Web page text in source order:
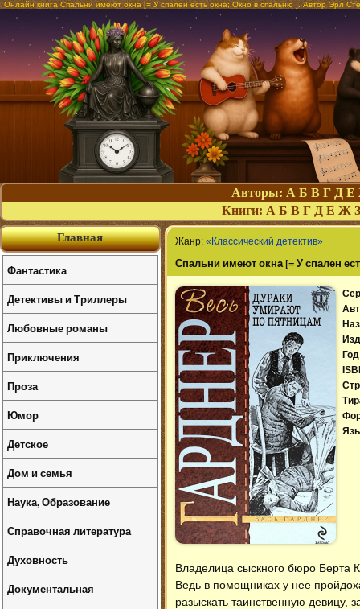
Онлайн книга Спальни имеют окна [= У спален есть окна; Окно в спальню ]. Автор Эрл
Авторы: А Б В Г Д Е
Книги: А Б В Г Д Е Ж З
Жанр: «Классический детектив»
Спальни имеют окна [= У спален
Владелица сыскного бюро Берта
Ведь в помощниках у нее
разыскать таинственную девицу,
Главная
Фантастика
Детективы и Триллеры
Любовные романы
Приключения
Проза
Юмор
Детское
Дом и семья
Наука, Образование
Справочная литература
Духовность
Документальная